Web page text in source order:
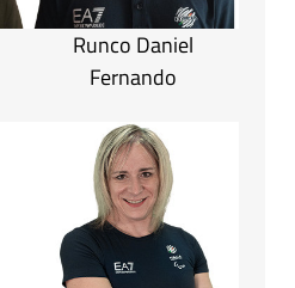
Runco Daniel
Fernando